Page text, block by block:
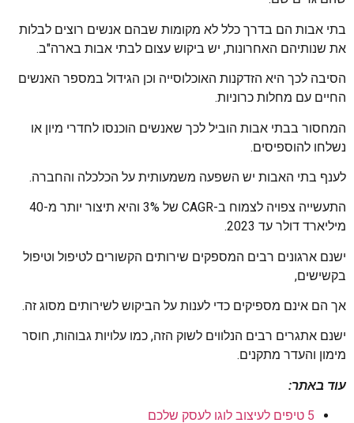
בתי אבות הם בדרך כלל לא מקומות שבהם אנשים רוצים לבלות
את שנותיהם האחרונות, יש ביקוש עצום לבתי אבות בארה"ב.
הסיבה לכך היא הזדקנות האוכלוסייה וכן הגידול במספר האנשים
החיים עם מחלות כרוניות.
המחסור בבתי אבות הוביל לכך שאנשים הוכנסו לחדרי מיון או
נשלחו להוספיסים.
לענף בתי האבות יש השפעה משמעותית על הכלכלה והחברה.
התעשייה צפויה לצמוח ב-CAGR של 3% והיא תיצור יותר מ-40
מיליארד דולר עד 2023.
ישנם ארגונים רבים המספקים שירותים הקשורים לטיפול וטיפול
בקשישים,
אך הם אינם מספיקים כדי לענות על הביקוש לשירותים מסוג זה.
ישנם אתגרים רבים הנלווים לשוק הזה, כמו עלויות גבוהות, חוסר
מימון והעדר מתקנים.
עוד באתר:
5 טיפים לעיצוב לוגו לעסק שלכם